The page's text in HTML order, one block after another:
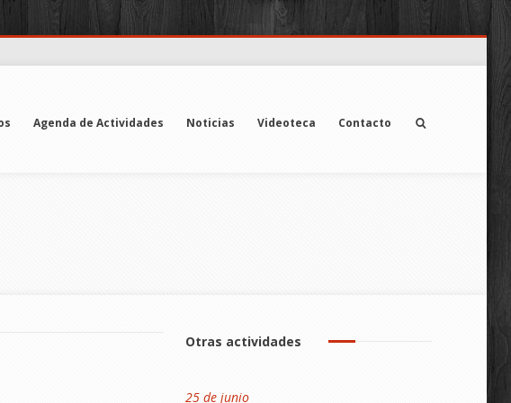
Agenda de Actividades Noticias Videoteca Contacto
Otras actividades
25 de junio